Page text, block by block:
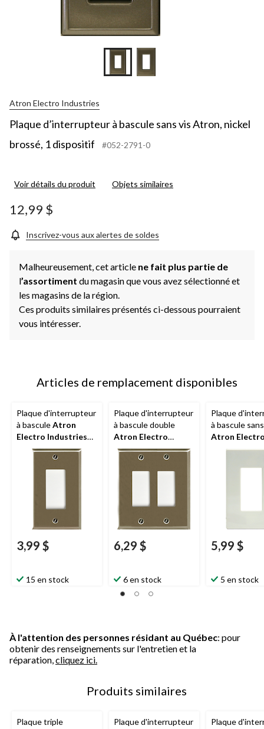
Atron Electro Industries
Plaque d’interrupteur à bascule sans vis Atron, nickel
brossé, 1 dispositif
#052-2791-0
Voir détails du produit Objets similaires
12,99 $
Inscrivez-vous aux alertes de soldes
Malheureusement, cet article ne fait plus partie de
l’assortiment du magasin que vous avez sélectionné et
les magasins de la région.
Ces produits similaires présentés ci-dessous pourraient
vous intéresser.
Articles de remplacement disponibles
Plaque d'interrupteur
à basculeAtron
Electro Industries
2167RBN, 1 dispositif,
nickel brossé
3,99 $
15 en stock
Plaque d'interrupteur
à bascule double
Atron Electro
Industries
2167RRBN, 2
dispositifs, nickel
6,29 $
6 en stock
Plaque
à bascule
Atron
Industries
5,99 $
5 en stock
À l'attention des personnes résidant au Québec: pour
obtenir des renseignements sur l'entretien et la
réparation, cliquez ici.
Produits similaires
Plaque triple
Plaque d'interrupteur
Plaque